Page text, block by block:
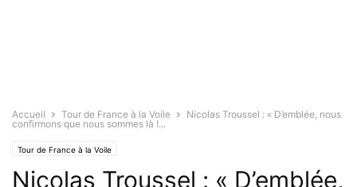
Accueil Tour de France à la Voile
Nicolas Troussel : « D’emblée, nous
confirmons que nous sommes là !...
Tour de France à la Voile
Nicolas Troussel : « D’emblée,